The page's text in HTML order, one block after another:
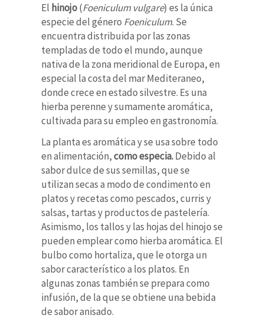
El hinojo(Foeniculum vulgare) es la única
especie del género Foeniculum. Se
encuentra distribuida por las zonas
templadas de todo el mundo, aunque
nativa de la zona meridional de Europa, en
especial la costa del mar Mediteraneo,
donde crece en estado silvestre. Es una
hierba perenne y sumamente aromática,
cultivada para su empleo en gastronomía.
La planta es aromática y se usa sobre todo
en alimentación,como especia.Debido al
sabor dulce de sus semillas, que se
utilizan secas a modo de condimento en
platos y recetas como pescados, curris y
salsas, tartas y productos de pastelería.
Asimismo, los tallos y las hojas del hinojo se
pueden emplear como hierba aromática. El
bulbo como hortaliza, que le otorga un
sabor característico a los platos. En
algunas zonas también se prepara como
infusión, de la que se obtiene una bebida
de sabor anisado.